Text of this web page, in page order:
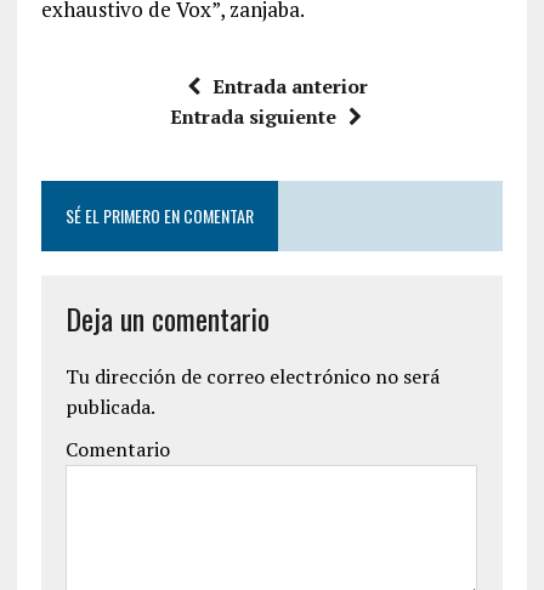
exhaustivo de Vox”, zanjaba.
Entrada anterior
Entrada siguiente
SÉ EL PRIMERO EN COMENTAR
Deja un comentario
Tu dirección de correo electrónico no será
publicada.
Comentario